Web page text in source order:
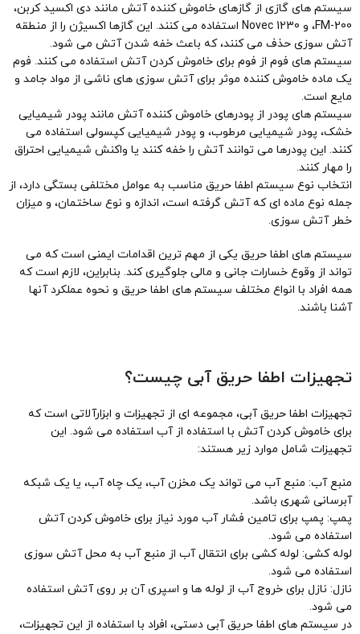
سیستم های گازی از گازهای خاموش کننده آتش مانند دی اکسید کربن،
FM-200، و Novec 1230 استفاده می کنند. این گازها اکسیژن را از منطقه
آتش سوزی حذف می کنند، که باعث خفه شدن آتش می شود.
سیستم های فوم از فوم برای خاموش کردن آتش استفاده می کنند. فوم
یک ماده خاموش کننده موثر برای آتش سوزی های ناشی از مواد جامد و
مایع است.
سیستم های پودر از پودرهای خاموش کننده آتش مانند پودر شیمیایی
خشک، پودر شیمیایی مرطوب، و پودر شیمیایی کپسولی استفاده می
کنند. این پودرها می توانند آتش را خفه کنند یا واکنش شیمیایی احتراق
را مهار کنند.
انتخاب نوع سیستم اطفا حریق مناسب به عوامل مختلفی بستگی دارد، از
جمله نوع ماده ای که آتش گرفته است، اندازه و نوع ساختمان، و میزان
خطر آتش سوزی.
سیستم های اطفا حریق یکی از مهم ترین اقدامات ایمنی است که می
تواند از وقوع خسارات جانی و مالی جلوگیری کند. بنابراین، لازم است که
همه افراد با انواع مختلف سیستم های اطفا حریق و نحوه عملکرد آنها
آشنا باشند.
تجهیزات اطفا حریق آبی چیست؟
تجهیزات اطفا حریق آبی، مجموعه ای از تجهیزات و ابزارآلاتی است که
برای خاموش کردن آتش با استفاده از آب استفاده می شود. این
تجهیزات شامل موارد زیر هستند:
منبع آب: منبع آب می تواند یک مخزن آب، یک چاه آب، یا یک شبکه
آبرسانی شهری باشد.
پمپ: پمپ برای تامین فشار آب مورد نیاز برای خاموش کردن آتش
استفاده می شود.
لوله کشی: لوله کشی برای انتقال آب از منبع آب به محل آتش سوزی
استفاده می شود.
نازل: نازل برای خروج آب از لوله ها و اسپری آن بر روی آتش استفاده
می شود.
در سیستم های اطفا حریق آبی دستی، افراد با استفاده از این تجهیزات،